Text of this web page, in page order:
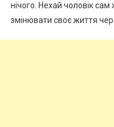
нічого. Нехай чоловік
змінювати своє життя